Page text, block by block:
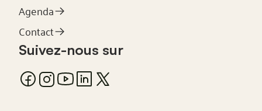
Agenda
Contact
Suivez-nous sur